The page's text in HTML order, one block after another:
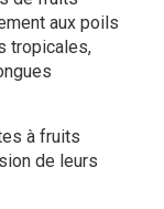
aux poils
tropicales,
à fruits
de leurs